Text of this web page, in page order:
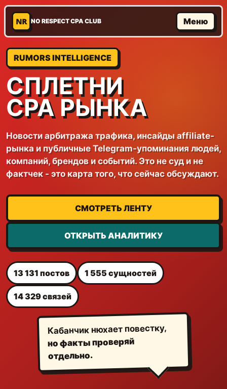
NR NO RESPECT CPA CLUB Меню
RUMORS INTELLIGENCE
СПЛЕТНИ
CPA РЫНКА
Новости арбитража трафика, инсайды affiliate-
рынка и публичные Telegram-упоминания людей,
компаний, брендов и событий. Это не суд и не
фактчек - это карта того, что сейчас обсуждают.
СМОТРЕТЬ ЛЕНТУ
ОТКРЫТЬ АНАЛИТИКУ
13 131 постов 1 555 сущностей
14 329 связей
Кабанчик нюхает повестку,
но факты проверяй
отдельно.